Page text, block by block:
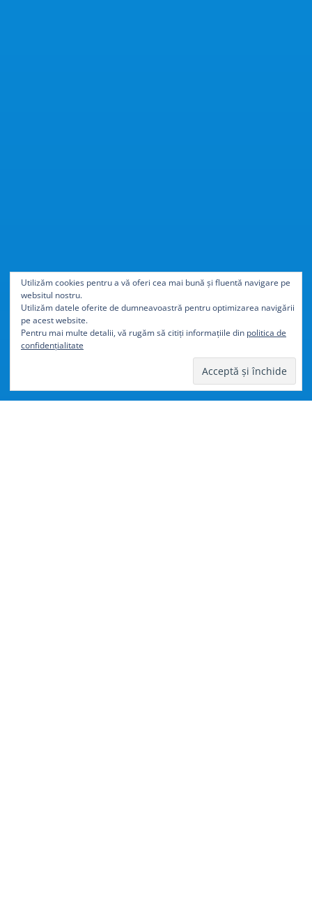
Cu40% mai ușordecât
aluminiul
Utilizăm cookies pentru a vă oferi cea mai bună și fluentă navigare pe
websitul nostru.
Utilizăm datele oferite de dumneavoastră pentru optimizarea navigării
pe acest website.
Pentru mai multe detalii, vă rugăm să citiți informațiile din politica de
confidențialitate